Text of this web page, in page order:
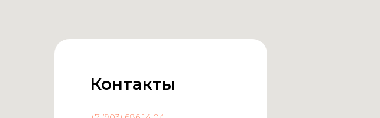
Контакты